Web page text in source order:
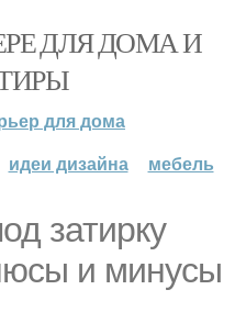
ДЛЯ ДОМА И
для дома
идеи дизайна мебель
затирку
и минусы